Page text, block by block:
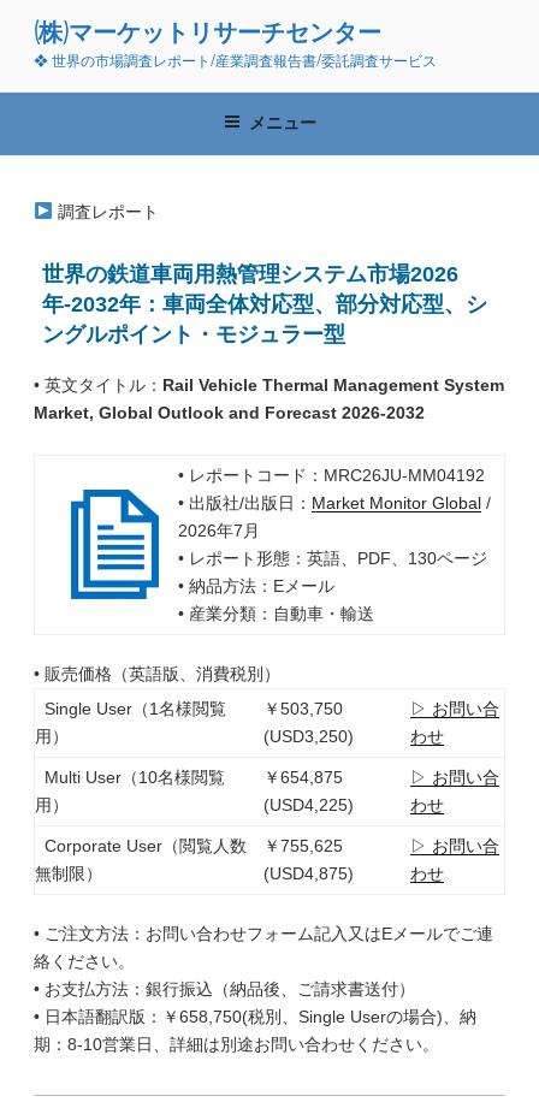
ン
(株)マーケットリサーチセンター
❖ 世界の市場調査レポート/産業調査報告書/委託調査サービス
メニュー
調査レポート
世界の鉄道車両用熱管理システム市場2026
年-2032年：車両全体対応型、部分対応型、シ
ングルポイント・モジュラー型
• 英文タイトル： Rail Vehicle Thermal Management System
Market, Global Outlook and Forecast 2026-2032
• レポートコード：MRC26JU-MM04192
• 出版社/出版日： Market Monitor Global/
2026年7月
• レポート形態：英語、PDF、130ページ
• 納品方法：Eメール
• 産業分類：自動車・輸送
• 販売価格（英語版、消費税別）
Single User（1名様閲覧
用）
￥503,750
(USD3,250)
▷ お問い合
わせ
Multi User（10名様閲覧
用）
￥654,875
(USD4,225)
▷ お問い合
わせ
Corporate User（閲覧人数
無制限）
￥755,625
(USD4,875)
▷ お問い合
わせ
• ご注文方法：お問い合わせフォーム記入又はEメールでご連
絡ください。
• お支払方法：銀行振込（納品後、ご請求書送付）
• 日本語翻訳版：￥658,750(税別、Single Userの場合)、納
期：8-10営業日、詳細は別途お問い合わせください。